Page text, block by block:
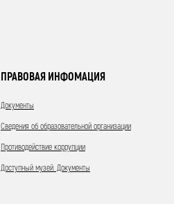
ПРАВОВАЯ ИНФОМАЦИЯ
Документы
Сведения об образовательной организации
Противодействие коррупции
Доступный музей. Документы